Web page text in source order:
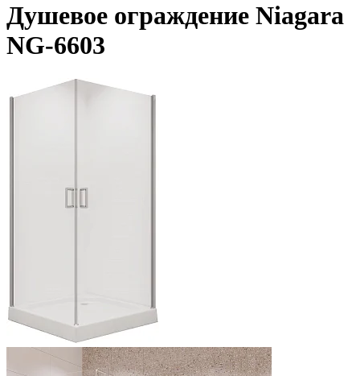
Душевое ограждение Niagara
NG-6603